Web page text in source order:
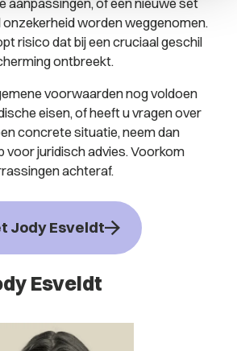
aanpassingen, of een nieuwe set
worden weggenomen.
risico dat bij een cruciaal geschil
ontbreekt.
voorwaarden nog voldoen
eisen, of heeft u vragen over
concrete situatie, neem dan
voor juridisch advies. Voorkom
achteraf.
Jody Esveldt
Esveldt